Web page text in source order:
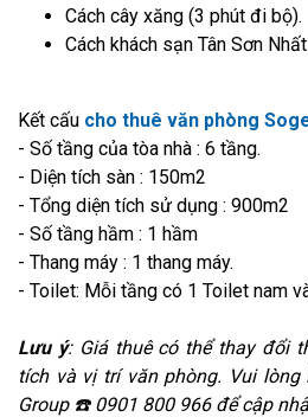
Cách cây xăng (3 phút đi bộ).
Cách khách sạn Tân Sơn
Kết cấu cho thuê văn phòng
- Số tầng của tòa nhà : 6 tầng.
- Diện tích sàn : 150m2
- Tổng diện tích sử dụng : 900m2
- Số tầng hầm : 1 hầm
- Thang máy : 1 thang máy.
- Toilet: Mỗi tầng có 1 Toilet nam
Lưu ý: Giá thuê có thể thay đổi
tích và vị trí văn phòng. Vui lòng
Group ☎️ 0901 800 966 để cập